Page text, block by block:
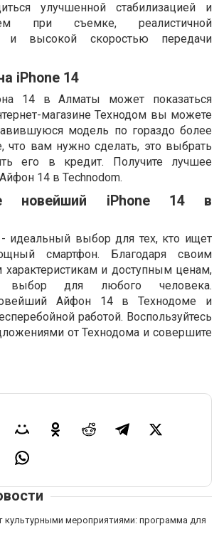
улучшенной стабилизацией и
при съемке, реалистичной
и высокой скоростью передачи
iPhone 14
14 в Алматы может показаться
магазине Технодом вы можете
модель по гораздо более
что вам нужно сделать, это выбрать
его в кредит. Получите лучшее
14 в Technodom.
новейший iPhone 14 в
идеальный выбор для тех, кто ищет
смартфон. Благодаря своим
и доступным ценам,
выбор для любого человека.
Айфон 14 в Технодоме и
работой. Воспользуйтесь
от Технодома и совершите
культурными мероприятиями: программа для